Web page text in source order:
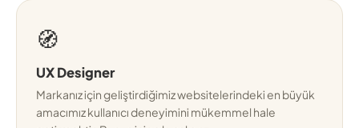
🧭
UX Designer
Markanız için geliştirdiğimiz websitelerindeki en büyük
amacımız kullanıcı deneyimini mükemmel hale